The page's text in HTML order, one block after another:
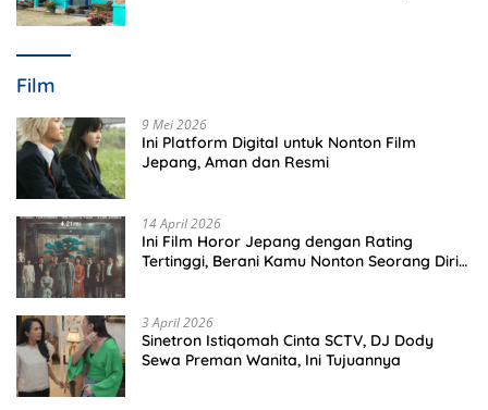
Film
9 Mei 2026
Ini Platform Digital untuk Nonton Film
Jepang, Aman dan Resmi
14 April 2026
Ini Film Horor Jepang dengan Rating
Tertinggi, Berani Kamu Nonton Seorang Diri
3 April 2026
Sinetron Istiqomah Cinta SCTV, DJ Dody
Sewa Preman Wanita, Ini Tujuannya